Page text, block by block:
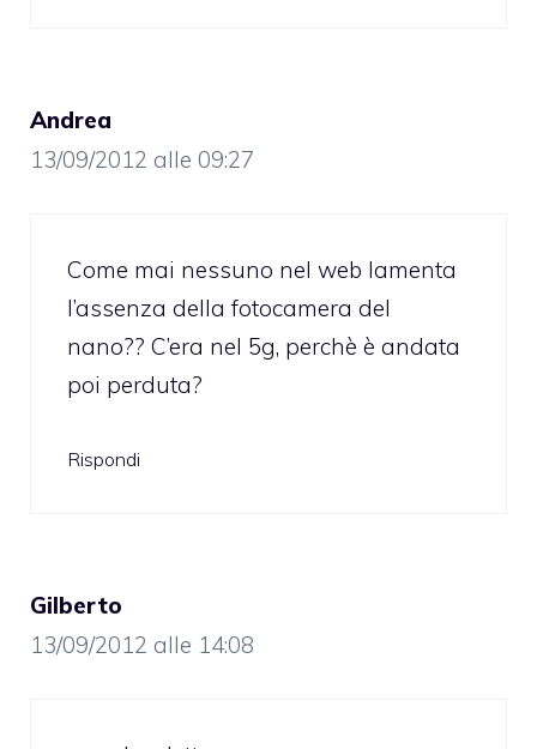
Andrea
13/09/2012 alle 09:27
Come mai nessuno nel web lamenta
l’assenza della fotocamera del
nano?? C’era nel 5g, perchè è andata
poi perduta?
Rispondi
Gilberto
13/09/2012 alle 14:08